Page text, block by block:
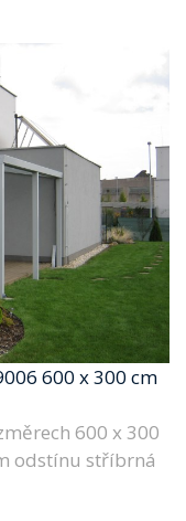
600 x 300 cm
600 x 300
odstínu stříbrná